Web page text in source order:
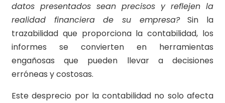
datos presentados sean precisos y reflejen la
realidad financiera de su empresa?Sin la
trazabilidad que proporciona la contabilidad, los
informes se convierten en herramientas
engañosas que pueden llevar a decisiones
erróneas y costosas.
Este desprecio por la contabilidad no solo afecta